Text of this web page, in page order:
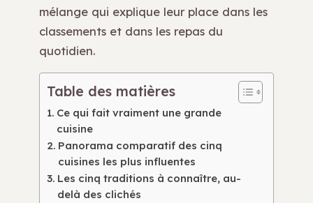
mélange qui explique leur place dans les
classements et dans les repas du
quotidien.
Table des matières
Ce qui fait vraiment une grande
cuisine
Panorama comparatif des cinq
cuisines les plus influentes
Les cinq traditions à connaître, au-
delà des clichés